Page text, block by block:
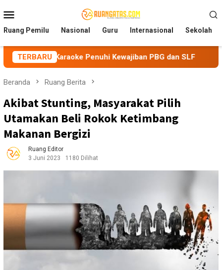
ke
kontenMobile
Ruang Pemilu Nasional Guru Internasional Sekolah
TERBARU
Penuhi Kewajiban PBG dan SLF BEM
Beranda Ruang Berita
Akibat Stunting, Masyarakat Pilih
Utamakan Beli Rokok Ketimbang
Makanan Bergizi
Ruang Editor
3 Juni 2023
1180 Dilihat